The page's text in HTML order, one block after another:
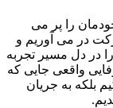
را پر می
در می آوریم و
در دل مسیر تجربه
واقعی جایی که
بلکه به جریان